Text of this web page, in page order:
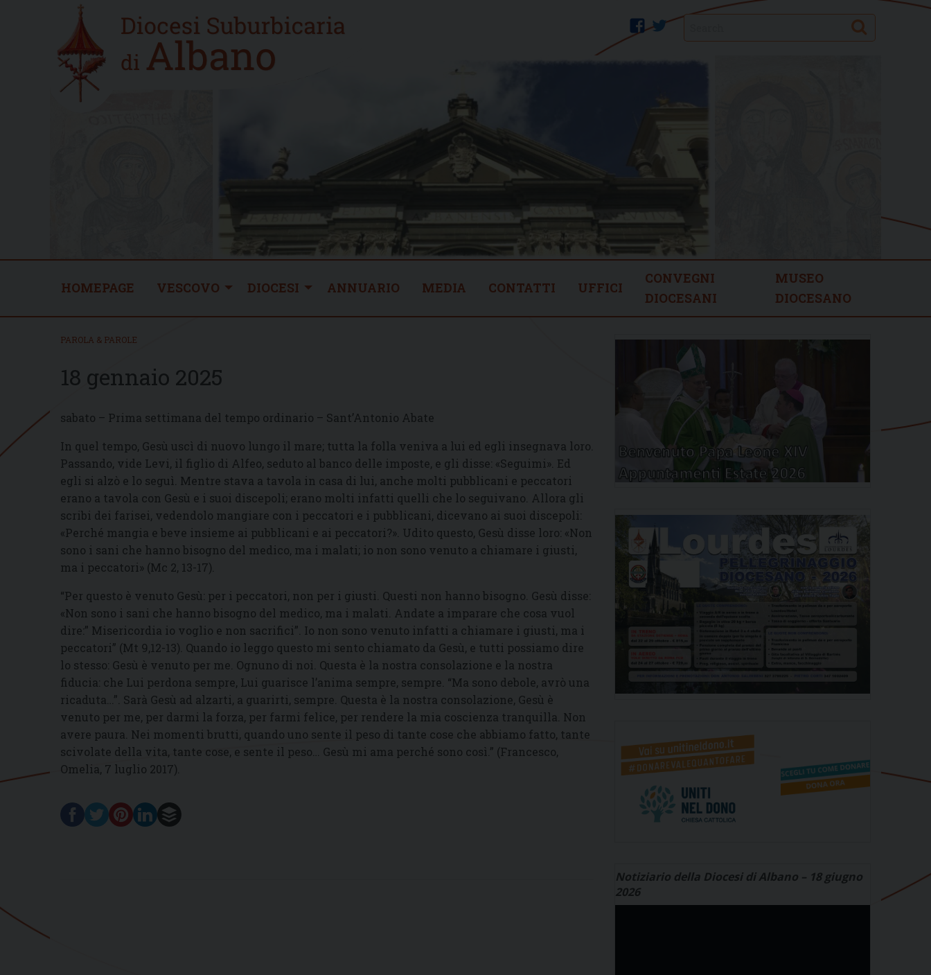
Home
new
twitter
facebook Search
HOMEPAGE VESCOVO DIOCESI ANNUARIO MEDIA CONTATTI UFFICI
CONVEGNI
DIOCESANI
MUSEO
DIOCESANO
PAROLA & PAROLE
18 gennaio 2025
sabato – Prima settimana del tempo ordinario – Sant’Antonio Abate
In quel tempo, Gesù uscì di nuovo lungo il mare; tutta la folla veniva a lui ed egli insegnava loro.
Passando, vide Levi, il figlio di Alfeo, seduto al banco delle imposte, e gli disse: «Seguimi». Ed
egli si alzò e lo seguì. Mentre stava a tavola in casa di lui, anche molti pubblicani e peccatori
erano a tavola con Gesù e i suoi discepoli; erano molti infatti quelli che lo seguivano. Allora gli
scribi dei farisei, vedendolo mangiare con i peccatori e i pubblicani, dicevano ai suoi discepoli:
«Perché mangia e beve insieme ai pubblicani e ai peccatori?». Udito questo, Gesù disse loro: «Non
sono i sani che hanno bisogno del medico, ma i malati; io non sono venuto a chiamare i giusti,
ma i peccatori» (Mc 2, 13-17).
“Per questo è venuto Gesù: per i peccatori, non per i giusti. Questi non hanno bisogno. Gesù disse:
«Non sono i sani che hanno bisogno del medico, ma i malati. Andate a imparare che cosa vuol
dire:” Misericordia io voglio e non sacrifici”. Io non sono venuto infatti a chiamare i giusti, ma i
peccatori” (Mt 9,12-13). Quando io leggo questo mi sento chiamato da Gesù, e tutti possiamo dire
lo stesso: Gesù è venuto per me. Ognuno di noi. Questa è la nostra consolazione e la nostra
fiducia: che Lui perdona sempre, Lui guarisce l’anima sempre, sempre. “Ma sono debole, avrò una
ricaduta…”. Sarà Gesù ad alzarti, a guarirti, sempre. Questa è la nostra consolazione, Gesù è
venuto per me, per darmi la forza, per farmi felice, per rendere la mia coscienza tranquilla. Non
avere paura. Nei momenti brutti, quando uno sente il peso di tante cose che abbiamo fatto, tante
scivolate della vita, tante cose, e sente il peso… Gesù mi ama perché sono così.” (Francesco,
Omelia, 7 luglio 2017).
Notiziario della Diocesi di Albano – 18 giugno
2026